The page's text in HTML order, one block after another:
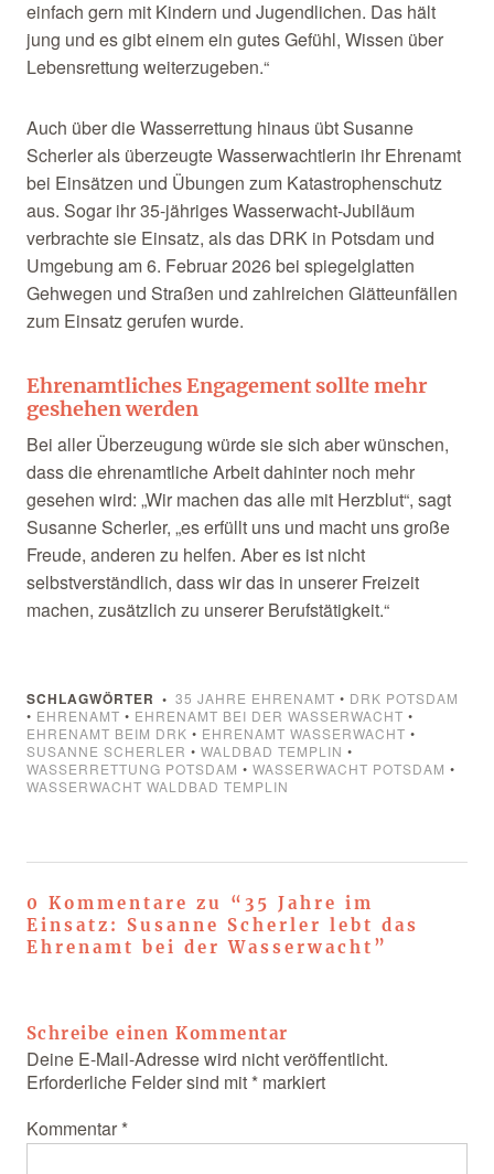
einfach gern mit Kindern und Jugendlichen. Das hält
jung und es gibt einem ein gutes Gefühl, Wissen über
Lebensrettung weiterzugeben.“
Auch über die Wasserrettung hinaus übt Susanne
Scherler als überzeugte Wasserwachtlerin ihr Ehrenamt
bei Einsätzen und Übungen zum Katastrophenschutz
aus. Sogar ihr 35-jähriges Wasserwacht-Jubiläum
verbrachte sie Einsatz, als das DRK in Potsdam und
Umgebung am 6. Februar 2026 bei spiegelglatten
Gehwegen und Straßen und zahlreichen Glätteunfällen
zum Einsatz gerufen wurde.
Ehrenamtliches Engagement sollte mehr
geshehen werden
Bei aller Überzeugung würde sie sich aber wünschen,
dass die ehrenamtliche Arbeit dahinter noch mehr
gesehen wird: „Wir machen das alle mit Herzblut“, sagt
Susanne Scherler, „es erfüllt uns und macht uns große
Freude, anderen zu helfen. Aber es ist nicht
selbstverständlich, dass wir das in unserer Freizeit
machen, zusätzlich zu unserer Berufstätigkeit.“
SCHLAGWÖRTER 35 JAHRE EHRENAMT • DRK POTSDAM
• EHRENAMT • EHRENAMT BEI DER WASSERWACHT •
EHRENAMT BEIM DRK • EHRENAMT WASSERWACHT •
SUSANNE SCHERLER • WALDBAD TEMPLIN •
WASSERRETTUNG POTSDAM • WASSERWACHT POTSDAM •
WASSERWACHT WALDBAD TEMPLIN
0 Kommentare zu “ 35 Jahre im
Einsatz: Susanne Scherler lebt das
Ehrenamt bei der Wasserwacht ”
Schreibe einen Kommentar
Deine E-Mail-Adresse wird nicht veröffentlicht.
Erforderliche Felder sind mit *markiert
Kommentar *